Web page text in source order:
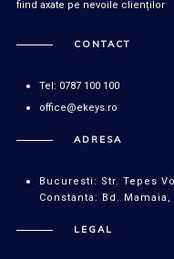
fiind axate pe nevoile clienților
CONTACT
Tel: 0787 100 100
office@ekeys.ro
ADRESA
Bucuresti: Str. Tepes
Constanta: Bd. Mamaia,
LEGAL